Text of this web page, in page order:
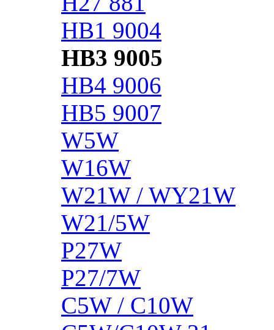
HB1 9004
HB3 9005
HB4 9006
HB5 9007
W5W
W16W
W21W / WY21W
W21/5W
P27W
P27/7W
C5W / C10W